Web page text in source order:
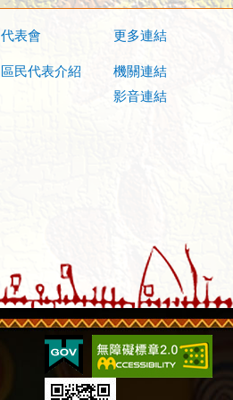
代表會
區民代表介紹
更多連結
機關連結
影音連結